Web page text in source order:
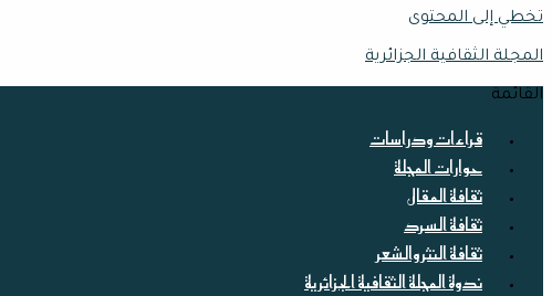
تخطي إلى المحتوى
المجلة الثقافية الجزائرية
القائمة
قراءات ودراسات
حوارات المجلة
ثقافة المقال
ثقافة السرد
ثقافة النثر والشعر
ندوة المجلة الثقافية الجزائرية